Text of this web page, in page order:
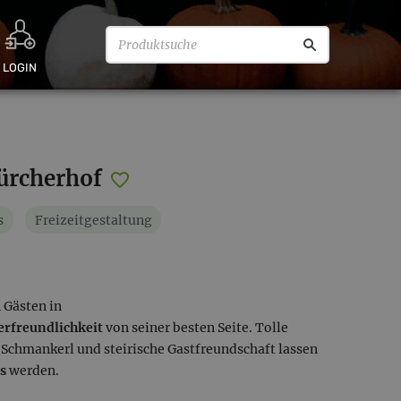
LOGIN
Freizeitgestaltung
in
von seiner besten Seite. Tolle
und steirische Gastfreundschaft lassen
werden.